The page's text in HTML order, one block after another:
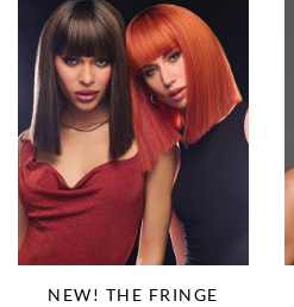
NEW! THE FRINGE